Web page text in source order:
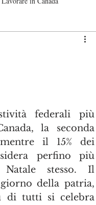
federali più
la seconda
il 15% dei
perfino più
stesso. Il
della patria,
di tutti si celebra